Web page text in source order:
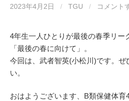
2023年4月2日 / TGU / コメント
4年生一人ひとりが最後の春季リー
「最後の春に向けて」。
今回は、武者智英(小松川)です。ぜ
い。
おはようございます、B類保健体